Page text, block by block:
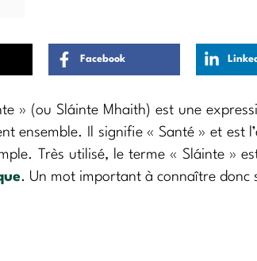
Facebook
» (ou Sláinte Mhaith) est une
ensemble. Il signifie « Santé » et est
Très utilisé, le terme « Sláinte »
. Un mot important à connaître donc